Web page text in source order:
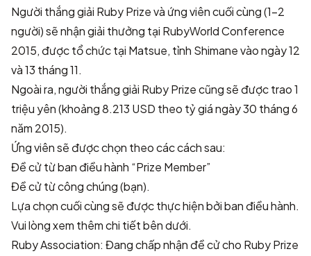
Người thắng giải Ruby Prize và ứng viên cuối cùng (1-2
người) sẽ nhận giải thưởng tại RubyWorld Conference
2015, được tổ chức tại Matsue, tỉnh Shimane vào ngày 12
và 13 tháng 11.
Ngoài ra, người thắng giải Ruby Prize cũng sẽ được trao 1
triệu yên (khoảng 8.213 USD theo tỷ giá ngày 30 tháng 6
năm 2015).
Ứng viên sẽ được chọn theo các cách sau:
Đề cử từ ban điều hành “Prize Member”
Đề cử từ công chúng (bạn).
Lựa chọn cuối cùng sẽ được thực hiện bởi ban điều hành.
Vui lòng xem thêm chi tiết bên dưới.
Ruby Association: Đang chấp nhận đề cử cho Ruby Prize